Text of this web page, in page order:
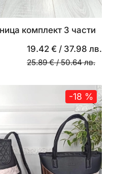
комплект 3 части
19.42 € / 37.98 лв.
25.89 €/50.64 лв.
-18 %